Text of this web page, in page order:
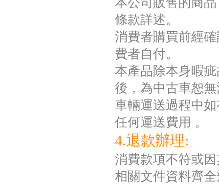
條款詳述。
消費者購買前經
費者自付。
本產品除本身暇
後，為中古車恕
車輛運送過程中
任何運送費用 。
4.退款辦理:
消費款項不符或
相關文件資料齊